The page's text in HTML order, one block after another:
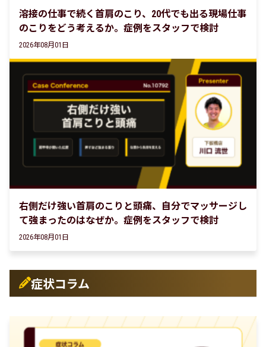
溶接の仕事で続く首肩のこり、20代でも出る現場仕事
のこりをどう考えるか。症例をスタッフで検討
2026年08月01日
右側だけ強い首肩のこりと頭痛、自分でマッサージし
て強まったのはなぜか。症例をスタッフで検討
2026年08月01日
症状コラム